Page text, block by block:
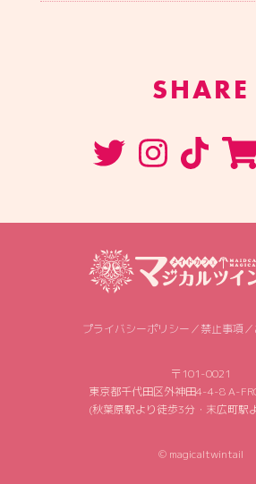
SHARE
プライバシーポリシー／禁止事項／
〒101-0021
東京都千代田区外神田4-4-8 A-
(秋葉原駅より徒歩3分・末広町駅
© magicaltwintail